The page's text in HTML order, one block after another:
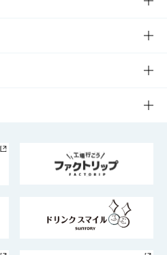
阪テナビリティ経営